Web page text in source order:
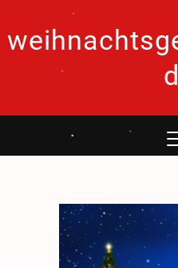
.
.
.
*
*
content